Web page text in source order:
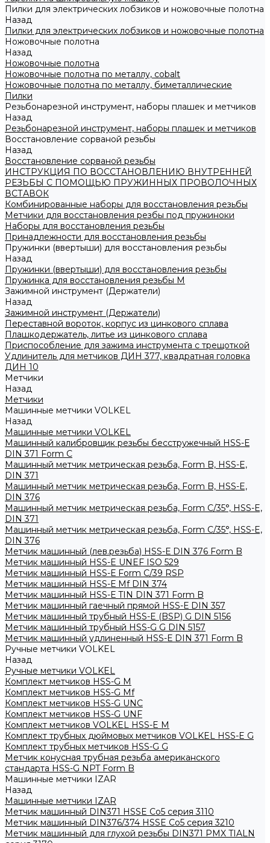
Пилки для электрических лобзиков и ножовочные полотна
Назад
Пилки для электрических лобзиков и ножовочные полотна
Ножовочные полотна
Назад
Ножовочные полотна
Ножовочные полотна по металлу, cobalt
Ножовочные полотна по металлу, биметаллические
Пилки
Резьбонарезной инструмент, наборы плашек и метчиков
Назад
Резьбонарезной инструмент, наборы плашек и метчиков
Восстановление сорваной резьбы
Назад
Восстановление сорваной резьбы
ИНСТРУКЦИЯ ПО ВОССТАНОВЛЕНИЮ ВНУТРЕННЕЙ
РЕЗЬБЫ С ПОМОЩЬЮ ПРУЖИННЫХ ПРОВОЛОЧНЫХ
ВСТАВОК
Комбинированные наборы для восстановления резьбы
Метчики для восстановления резбы под пружиноки
Наборы для восстановления резьбы
Принадлежности для восстановления резьбы
Пружинки (ввертыши) для восстановления резьбы
Назад
Пружинки (ввертыши) для восстановления резьбы
Пружинка для восстановления резьбы M
Зажимной инструмент (Держатели)
Назад
Зажимной инструмент (Держатели)
Переставной вороток, корпус из цинкового сплава
Плашкодержатель, литье из цинкового сплава
Приспособление для зажима инструмента с трещоткой
Удлинитель для метчиков ДИН 377, квадратная головка
ДИН 10
Метчики
Назад
Метчики
Машинные метчики VOLKEL
Назад
Машинные метчики VOLKEL
Машинный калибровщик резьбы бесстружечный HSS-Е
DIN 371 Form C
Машинный метчик метрическая резьба, Form B, HSS-E,
DIN 371
Машинный метчик метрическая резьба, Form B, HSS-E,
DIN 376
Машинный метчик метрическая резьба, Form С/35°, HSS-E,
DIN 371
Машинный метчик метрическая резьба, Form С/35°, HSS-E,
DIN 376
Метчик машинный (лев.резьба) HSS-Е DIN 376 Form B
Метчик машинный HSS-E UNEF ISO 529
Метчик машинный HSS-Е Form C/39 RSP
Метчик машинный HSS-Е Mf DIN 374
Метчик машинный HSS-Е TIN DIN 371 Form B
Метчик машинный гаечный прямой HSS-Е DIN 357
Метчик машинный трубный HSS-E (BSP) G DIN 5156
Метчик машинный трубный HSS-G G DIN 5157
Метчик машинный удлиненный HSS-Е DIN 371 Form B
Ручные метчики VOLKEL
Назад
Ручные метчики VOLKEL
Комплект метчиков HSS-G M
Комплект метчиков HSS-G Mf
Комплект метчиков HSS-G UNC
Комплект метчиков HSS-G UNF
Комплект метчиков VOLKEL HSS-E M
Комплект трубных дюймовых метчиков VOLKEL HSS-E G
Комплект трубных метчиков HSS-G G
Метчик конусная трубная резьба американского
стандарта HSS-G NPT Form B
Машинные метчики IZAR
Назад
Машинные метчики IZAR
Метчик машинный DIN371 HSSE Co5 серия 3110
Метчик машинный DIN376/374 HSSE Co5 серия 3210
Метчик машинный для глухой резьбы DIN371 PMX TIALN